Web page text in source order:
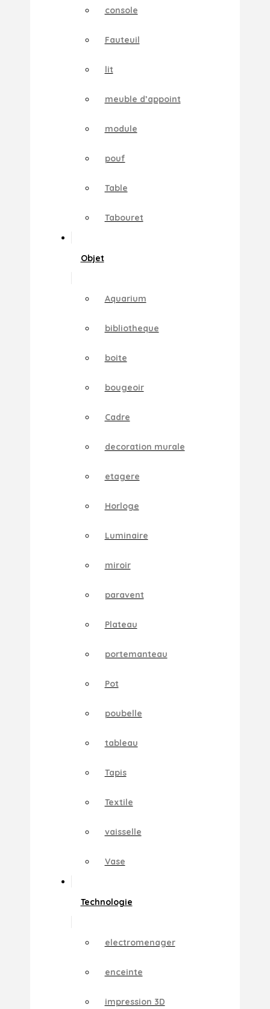
console
Fauteuil
lit
meuble d’appoint
module
pouf
Table
Tabouret
Objet
Aquarium
bibliotheque
boite
bougeoir
Cadre
decoration murale
etagere
Horloge
Luminaire
miroir
paravent
Plateau
portemanteau
Pot
poubelle
tableau
Tapis
Textile
vaisselle
Vase
Technologie
electromenager
enceinte
impression 3D